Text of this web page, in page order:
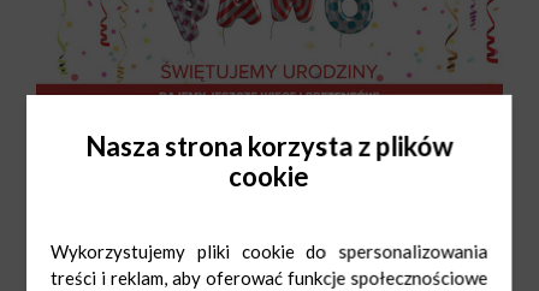
Nasza strona korzysta z plików
cookie
Wykorzystujemy pliki cookie do spersonalizowania
treści i reklam, aby oferować funkcje społecznościowe